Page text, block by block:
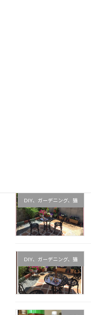
DIY、ガーデニング、猫
DIY、ガーデニング、猫